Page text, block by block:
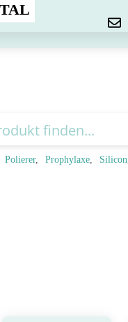
Polierer Prophylaxe Silicon